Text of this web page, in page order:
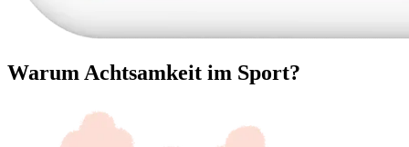
Warum Achtsamkeit im Sport?